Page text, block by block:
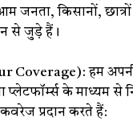
जनता, किसानों,
से जुड़े हैं।
Coverage): हम
के माध्यम से
प्रदान करते हैं: